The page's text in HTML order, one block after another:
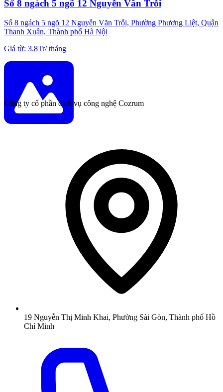
Số 8 ngách 5 ngõ 12 Nguyễn Văn Trỗi
Số 8 ngách 5 ngõ 12 Nguyễn Văn Trỗi, Phường Phương Liệt, Quận
Thanh Xuân, Thành phố Hà Nội
Giá từ: 3.8Tr/tháng
Công ty cổ phần dịch vụ công nghệ Cozrum
19 Nguyễn Thị Minh Khai, Phường Sài Gòn, Thành phố Hồ
Chí Minh